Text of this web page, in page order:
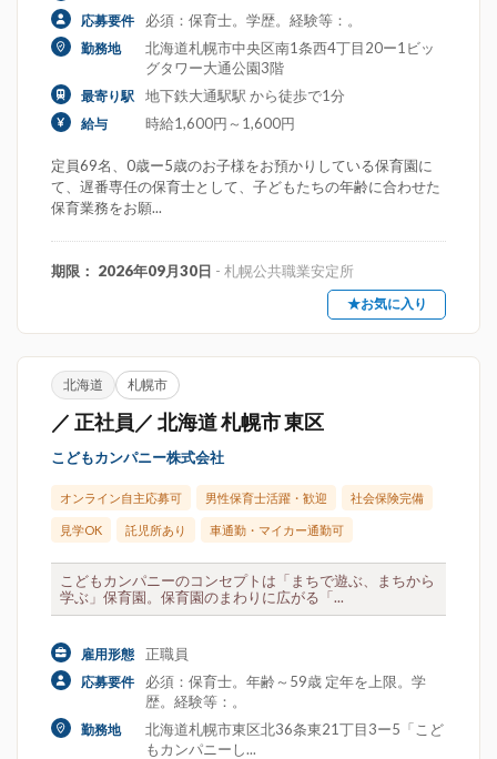
応募要件 必須：保育士。学歴。経験等：。
勤務地
北海道札幌市中央区南1条西4丁目20ー1ビッ
グタワー大通公園3階
最寄り駅 地下鉄大通駅駅 から徒歩で1分
給与 時給1,600円～1,600円
定員69名、0歳ー5歳のお子様をお預かりしている保育園に
て、遅番専任の保育士として、子どもたちの年齢に合わせた
保育業務をお願...
期限： 2026年09月30日 - 札幌公共職業安定所
★お気に入り
北海道 札幌市
／ 正社員／ 北海道 札幌市 東区
こどもカンパニー株式会社
オンライン自主応募可 男性保育士活躍・歓迎 社会保険完備
見学OK 託児所あり 車通勤・マイカー通勤可
こどもカンパニーのコンセプトは「まちで遊ぶ、まちから
学ぶ」保育園。保育園のまわりに広がる「...
雇用形態 正職員
応募要件
必須：保育士。年齢～59歳 定年を上限。学
歴。経験等：。
勤務地
北海道札幌市東区北36条東21丁目3ー5「こど
もカンパニーし...